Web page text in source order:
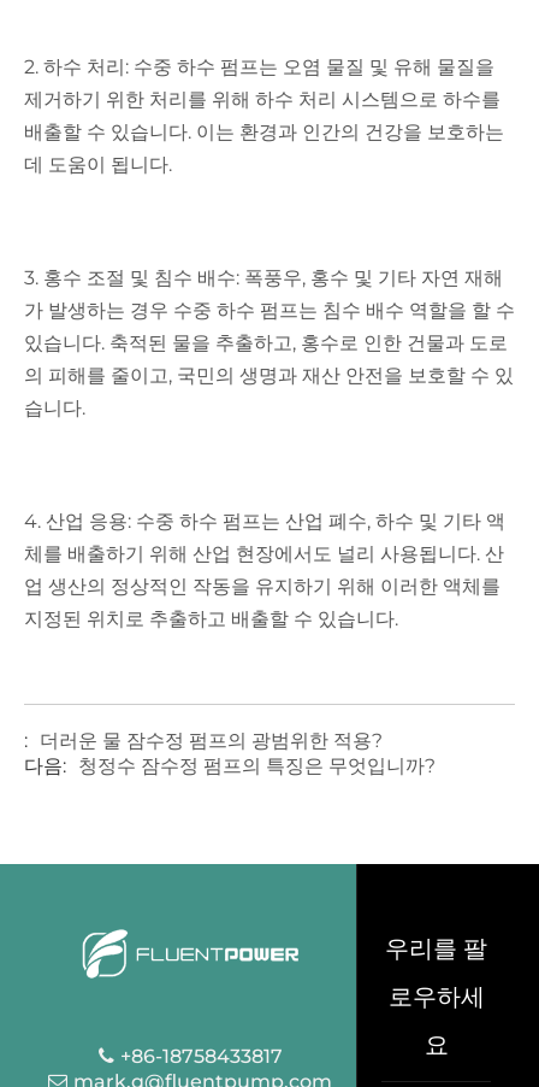
2. 하수 처리: 수중 하수 펌프는 오염 물질 및 유해 물질을
제거하기 위한 처리를 위해 하수 처리 시스템으로 하수를
배출할 수 있습니다. 이는 환경과 인간의 건강을 보호하는
데 도움이 됩니다.
3. 홍수 조절 및 침수 배수: 폭풍우, 홍수 및 기타 자연 재해
가 발생하는 경우 수중 하수 펌프는 침수 배수 역할을 할 수
있습니다. 축적된 물을 추출하고, 홍수로 인한 건물과 도로
의 피해를 줄이고, 국민의 생명과 재산 안전을 보호할 수 있
습니다.
4. 산업 응용: 수중 하수 펌프는 산업 폐수, 하수 및 기타 액
체를 배출하기 위해 산업 현장에서도 널리 사용됩니다. 산
업 생산의 정상적인 작동을 유지하기 위해 이러한 액체를
지정된 위치로 추출하고 배출할 수 있습니다.
: 더러운 물 잠수정 펌프의 광범위한 적용?
다음: 청정수 잠수정 펌프의 특징은 무엇입니까?
+86-18758433817
mark.q@fluentpump.com
우리를 팔
로우하세
요